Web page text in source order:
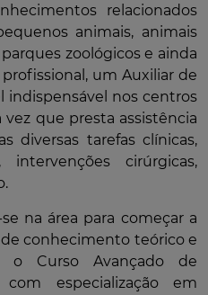
relacionados
animais, animais
zoológicos e ainda
um Auxiliar de
nos centros
que presta assistência
diversas tarefas clínicas,
cirúrgicas,
na área para começar a
conhecimento teórico e
o Curso Avançado de
especialização em